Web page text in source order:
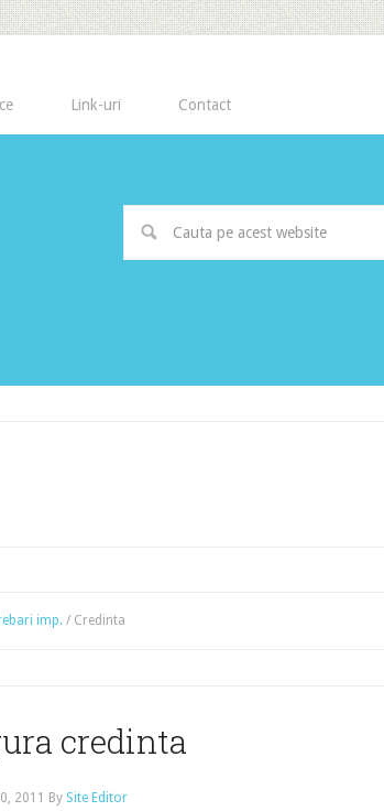
Link-uri Contact
imp. / Credinta
credinta
2011 By Site Editor